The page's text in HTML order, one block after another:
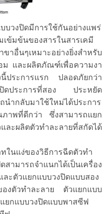
บวงปิดมีการใช้กันอย่างแพร่
ข้มข้นของสารในสารเคมี
อื่นๆเหมาะอย่างยิ่งสำหรับ
ม และผลิตภัณฑ์เพื่อความงา
นี้ประการแรก ปลอดภัยกว่า
ปิดประการที่สอง ประหยัด
นำกลับมาใช้ใหม่ได้ประการ
าพที่ดีกว่า ซึ่งสามารถแยก
ะผลิตตัวทำละลายที่สกัดได้
ในแง่ของวิธีการฉีดตัวทำ
มารถจำแนกได้เป็นเครื่อง
ะตัวแยกแบบวงปิดแบบสอง
องตัวทำละลาย ตัวแยกแบบ
ยกแบบวงปิดแบบพาสซีฟ